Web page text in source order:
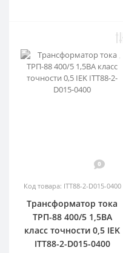
0
Код товара: ITT88-2-D015-0400
Трансформатор тока
ТРП-88 400/5 1,5ВА
класс точности 0,5 IEK
ITT88-2-D015-0400